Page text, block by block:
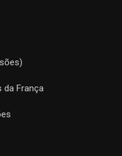
da França